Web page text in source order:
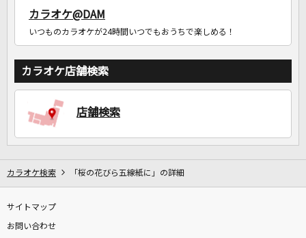
カラオケ@DAM
いつものカラオケが24時間いつでもおうちで楽しめる！
カラオケ店舗検索
店舗検索
カラオケ検索 「桜の花びら五線紙に」の詳細
サイトマップ
お問い合わせ